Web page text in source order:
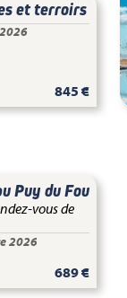
et terroirs
845 €
Puy du Fou
vous de
2026
689 €